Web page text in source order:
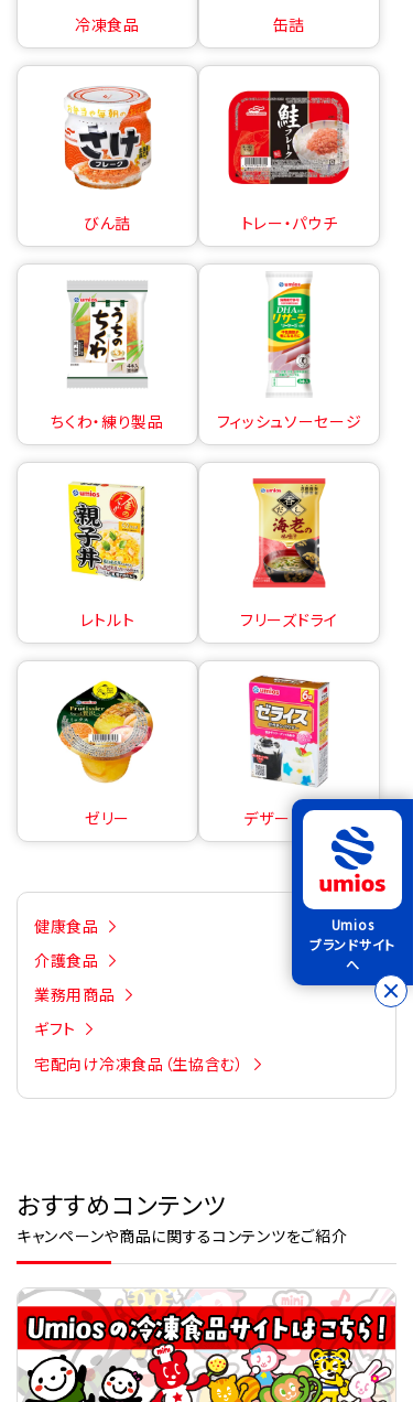
冷凍食品 缶詰
びん詰 トレー・パウチ
ちくわ・練り製品 フィッシュソーセージ
レトルト フリーズドライ
ゼリー デザートの素
健康食品
介護食品
業務用商品
ギフト
宅配向け冷凍食品（生協含む）
おすすめコンテンツ
キャンペーンや商品に関するコンテンツをご紹介
Umios
ブランドサイト
へ